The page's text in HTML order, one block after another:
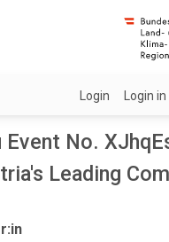
Login Login
Event No.
Leading